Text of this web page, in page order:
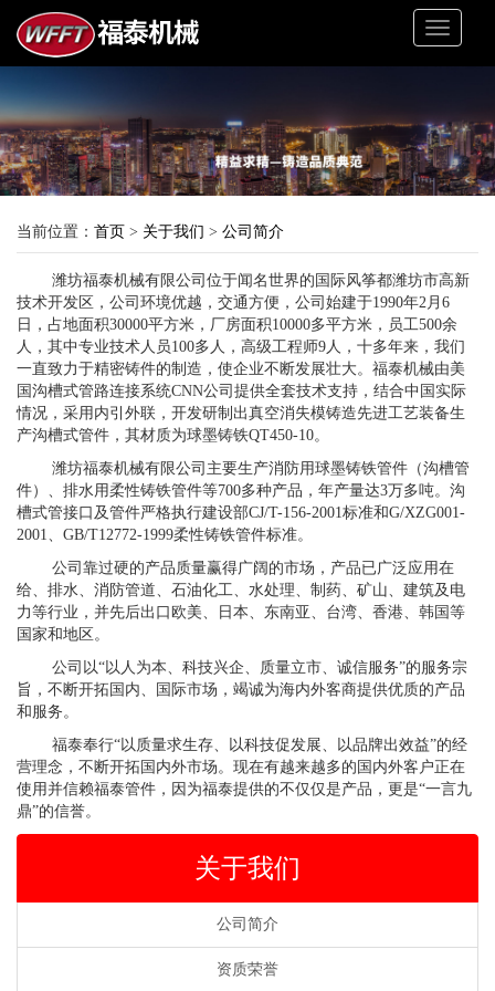
Toggle
当前位置： 首页 > 关于我们 > 公司简介
潍坊福泰机械有限公司位于闻名世界的国际风筝都潍坊市高新
技术开发区，公司环境优越，交通方便，公司始建于1990年2月6
日，占地面积30000平方米，厂房面积10000多平方米，员工500余
人，其中专业技术人员100多人，高级工程师9人，十多年来，我们
一直致力于精密铸件的制造，使企业不断发展壮大。福泰机械由美
国沟槽式管路连接系统CNN公司提供全套技术支持，结合中国实际
情况，采用内引外联，开发研制出真空消失模铸造先进工艺装备生
产沟槽式管件，其材质为球墨铸铁QT450-10。
潍坊福泰机械有限公司主要生产消防用球墨铸铁管件（沟槽管
件）、排水用柔性铸铁管件等700多种产品，年产量达3万多吨。沟
槽式管接口及管件严格执行建设部CJ/T-156-2001标准和G/XZG001-
2001、GB/T12772-1999柔性铸铁管件标准。
公司靠过硬的产品质量赢得广阔的市场，产品已广泛应用在
给、排水、消防管道、石油化工、水处理、制药、矿山、建筑及电
力等行业，并先后出口欧美、日本、东南亚、台湾、香港、韩国等
国家和地区。
公司以“以人为本、科技兴企、质量立市、诚信服务”的服务宗
旨，不断开拓国内、国际市场，竭诚为海内外客商提供优质的产品
和服务。
福泰奉行“以质量求生存、以科技促发展、以品牌出效益”的经
营理念，不断开拓国内外市场。现在有越来越多的国内外客户正在
使用并信赖福泰管件，因为福泰提供的不仅仅是产品，更是“一言九
鼎”的信誉。
关于我们
公司简介
资质荣誉